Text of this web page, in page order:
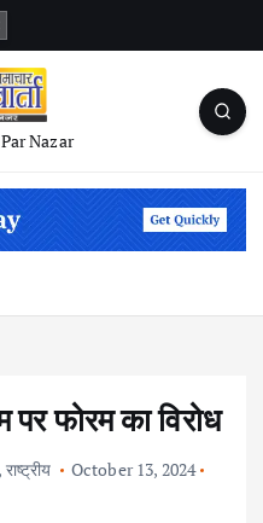
Nazar
फोरम का विरोध
, राष्ट्रीय
October 13, 2024